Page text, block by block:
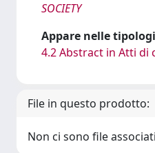
SOCIETY
Appare nelle
4.2 Abstract in Atti di
File in questo prodotto:
Non ci sono file